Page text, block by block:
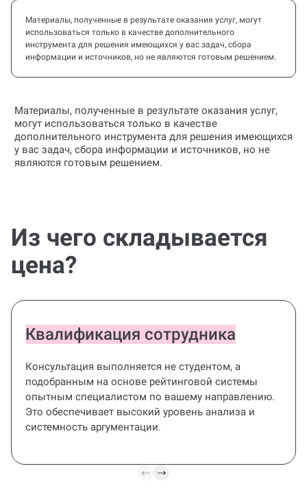
Материалы, полученные в результате оказания услуг, могут
использоваться только в качестве дополнительного
инструмента для решения имеющихся у вас задач, сбора
информации и источников, но не являются готовым решением.
Материалы, полученные в результате оказания услуг,
могут использоваться только в качестве
дополнительного инструмента для решения имеющихся
у вас задач, сбора информации и источников, но не
являются готовым решением.
Из чего складывается
цена?
Квалификация сотрудника
Консультация выполняется не студентом, а
подобранным на основе рейтинговой системы
опытным специалистом по вашему направлению.
Это обеспечивает высокий уровень анализа и
системность аргументации.